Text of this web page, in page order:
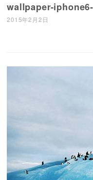
wallpaper-
2015年2月2日